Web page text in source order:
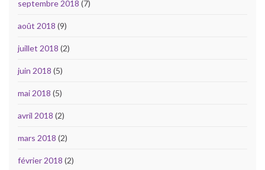
septembre 2018 (7)
août 2018 (9)
juillet 2018 (2)
juin 2018 (5)
mai 2018 (5)
avril 2018 (2)
mars 2018 (2)
février 2018 (2)